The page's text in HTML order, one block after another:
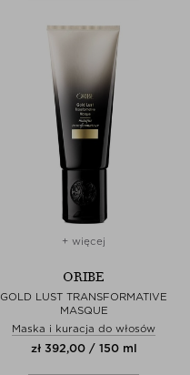
+ więcej
ORIBE
GOLD LUST TRANSFORMATIVE
MASQUE
Maska i kuracja do włosów
zł 392,00 / 150 ml